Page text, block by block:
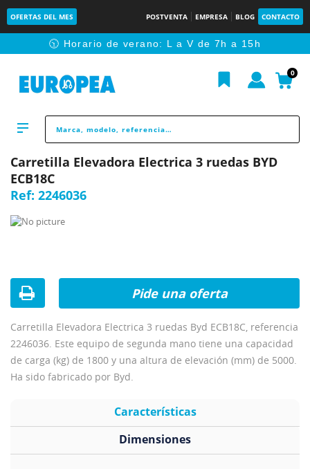
OFERTAS DEL MES POSTVENTA EMPRESA BLOG CONTACTO
🕥 Horario de verano: L a V de 7h a 15h
0
Carretilla Elevadora Electrica 3 ruedas BYD
ECB18C
Ref: 2246036
Carretilla Elevadora Electrica 3 ruedas Byd ECB18C, referencia
2246036. Este equipo de segunda mano tiene una capacidad
de carga (kg) de 1800 y una altura de elevación (mm) de 5000.
Ha sido fabricado por Byd.
Pide una oferta
Características
Dimensiones